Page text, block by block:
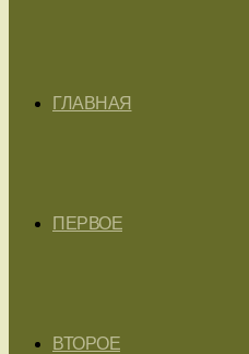
ГЛАВНАЯ
ПЕРВОЕ
ВТОРОЕ